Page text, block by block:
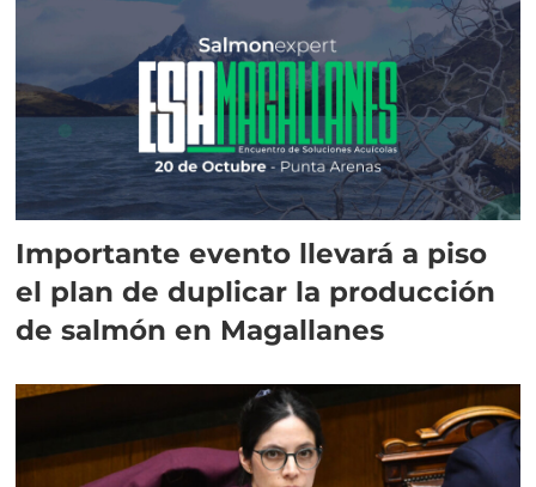
Importante evento llevará a piso
el plan de duplicar la producción
de salmón en Magallanes